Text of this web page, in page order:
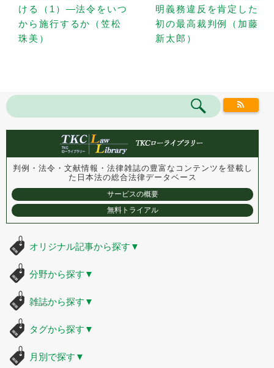
ける（1）—法令をいつ
から施行するか（笠松
珠美）
明義務違反を肯定した
初の最高裁判例（加藤
新太郎）
判例・法令・文献情報・法律雑誌の豊富なコンテンツを登載し
た 日本法の総合法律データベース
サービスの概要
無料トライアル
オリジナル記事から探す ▼
分野から探す ▼
雑誌から探す ▼
タグから探す ▼
月別で探す ▼